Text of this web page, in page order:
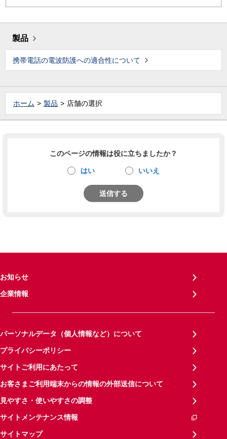
製品
携帯電話の電波防護への適合性について
ホーム 製品 店舗の選択
このページの情報は役に立ちましたか？
はい いいえ
送信する
お知らせ
企業情報
パーソナルデータ（個人情報など）について
プライバシーポリシー
サイトご利用にあたって
お客さまご利用端末からの情報の外部送信について
見やすさ・使いやすさの調整
サイトメンテナンス情報
サイトマップ